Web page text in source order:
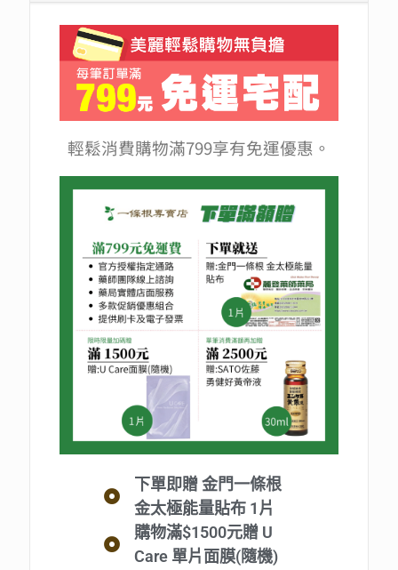
輕鬆消費購物滿799享有免運優惠。
下單即贈 金門一條根
金太極能量貼布 1片
購物滿$1500元贈 U
Care 單片面膜(隨機)